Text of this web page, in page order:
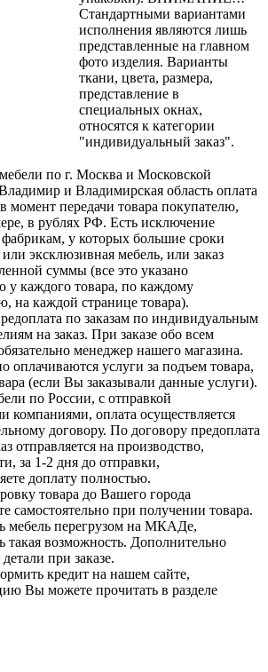
Стандартными вариантами
исполнения являются лишь
представленные на главном
фото изделия. Варианты
ткани, цвета, размера,
представление в
специальных окнах,
относятся к категории
"индивидуальный заказ".
по г. Москва и Московской
и Владимирская область оплата
момент передачи товара покупателю,
в рублях РФ. Есть исключение
у которых большие сроки
эксклюзивная мебель, или заказ
суммы (все это указано
у каждого товара, по каждому
на каждой странице товара).
по заказам по индивидуальным
на заказ. При заказе обо всем
менеджер нашего магазина.
оплачиваются услуги за подъем товара,
(если Вы заказывали данные услуги).
по России, с отправкой
компаниями, оплата осуществляется
договору. По договору предоплата
отправляется на производство,
за 1-2 дня до отправки,
доплату полностью.
товара до Вашего города
самостоятельно при получении товара.
мебель перегрузом на МКАДе,
такая возможность. Дополнительно
при заказе.
кредит на нашем сайте,
Вы можете прочитать в разделе